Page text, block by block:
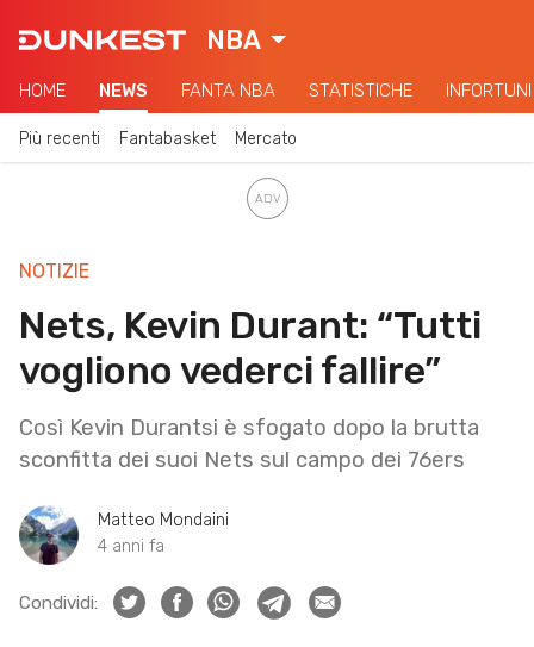
NBA
HOME NEWS FANTA NBA STATISTICHE INFORTUNI
Più recenti Fantabasket Mercato
NOTIZIE
Nets, Kevin Durant: “Tutti
vogliono vederci fallire”
Così Kevin Durantsi è sfogato dopo la brutta
sconfitta dei suoi Nets sul campo dei 76ers
Matteo Mondaini
4 anni fa
Condividi: